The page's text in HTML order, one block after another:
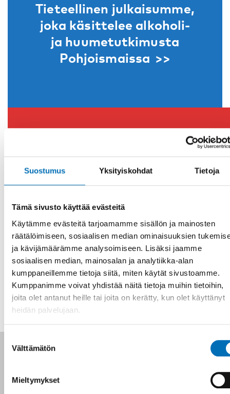
Suostumus Yksityiskohdat Tietoja
Tämä sivusto käyttää evästeitä
Käytämme evästeitä tarjoamamme sisällön ja mainosten
räätälöimiseen, sosiaalisen median ominaisuuksien
ja kävijämäärämme analysoimiseen. Lisäksi jaamme
sosiaalisen median, mainosalan ja analytiikka-alan
kumppaneillemme tietoja siitä, miten käytät sivustoamme.
Kumppanimme voivat yhdistää näitä tietoja muihin tietoihin,
joita olet antanut heille tai joita on kerätty, kun olet käyttänyt
heidän palvelujaan.
valinta
Välttämätön
Mieltymykset
Tieteellinen julkaisumme,
joka käsittelee alkoholi-
ja huumetutkimusta
Pohjoismaissa
välfärdsforskning
| Nordic Welfare
Research
Hyvinvointitutkimuksen
aikakauslehti
Seuraa meitä sosiaalisessa mediassa: